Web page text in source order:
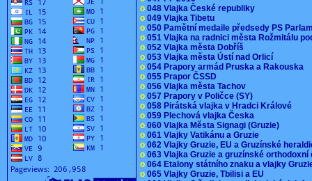
o 048 Vlajka České republiky
o 049 Vlajka Tibetu
o 050 Pamětní medaile předsedy PS
o 051 Vlajka na radnici města Rožmitálu
o 052 Vlajka města Dobříš
o 053 Vlajka města Ústí nad Orlicí
o 054 Prapory armád Pruska a Rakouska
o 055 Prapor ČSSD
o 056 Vlajka města Tachov
o 057 Prapory v Poličce (SY)
o 058 Pirátská vlajka v Hradci Králové
o 059 Plechová vlajka Česka
o 060 Vlajka Města Signagi (Gruzie)
o 061 Vlajky Vatikánu a Gruzie
o 062 Vlajky Gruzie, EU a Gruzínské
o 063 Vlajka Gruzie a gruzínské
o 064 Etalony státního znaku a vlajky
o 065 Vlajky Gruzie, Tbilisi a EU